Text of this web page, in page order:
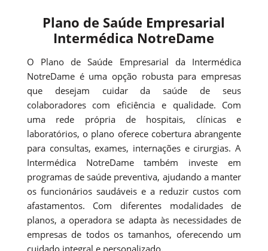
Plano de Saúde Empresarial
Intermédica NotreDame
O Plano de Saúde Empresarial da Intermédica
NotreDame é uma opção robusta para empresas
que desejam cuidar da saúde de seus
colaboradores com eficiência e qualidade. Com
uma rede própria de hospitais, clínicas e
laboratórios, o plano oferece cobertura abrangente
para consultas, exames, internações e cirurgias. A
Intermédica NotreDame também investe em
programas de saúde preventiva, ajudando a manter
os funcionários saudáveis e a reduzir custos com
afastamentos. Com diferentes modalidades de
planos, a operadora se adapta às necessidades de
empresas de todos os tamanhos, oferecendo um
cuidado integral e personalizado.